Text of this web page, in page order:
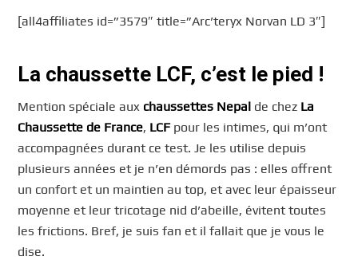
[all4affiliates id=”3579″ title=”Arc’teryx Norvan LD 3″]
La chaussette LCF, c’est le pied !
Mention spéciale aux chaussettes Nepal de chez La
Chaussette de France, LCFpour les intimes, qui m’ont
accompagnées durant ce test. Je les utilise depuis
plusieurs années et je n’en démords pas : elles offrent
un confort et un maintien au top, et avec leur épaisseur
moyenne et leur tricotage nid d’abeille, évitent toutes
les frictions. Bref, je suis fan et il fallait que je vous le
dise.